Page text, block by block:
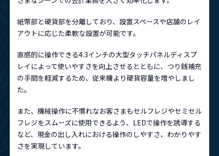
紙幣部と硬貨部を分離しており、設置スペースや店舗のレイ
アウトに応じた柔軟な設置が可能です。
直感的に操作できる4.3インチの大型タッチパネルディスプ
レイによって使いやすさを向上させるとともに、つり銭補充
の手間を軽減するため、従来機より硬貨容量を増やしまし
た。
また、機械操作に不慣れなお客さまもセルフレジやセミセル
フレジをスムーズに使用できるよう、LEDで操作を誘導する
など、現金の出し入れにおける操作のしやすさ、わかりやす
さを実現しています。